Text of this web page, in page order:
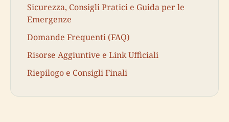
Sicurezza, Consigli Pratici e Guida per le
Emergenze
Domande Frequenti (FAQ)
Risorse Aggiuntive e Link Ufficiali
Riepilogo e Consigli Finali